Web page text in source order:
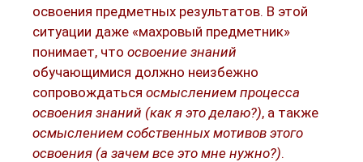
освоения предметных результатов. В этой
ситуации даже «махровый предметник»
понимает, что освоение знаний
обучающимися должно неизбежно
сопровождаться осмыслением процесса
освоения знаний (как я это делаю?), а также
осмыслением собственных мотивов этого
освоения (а зачем все это мне нужно?).